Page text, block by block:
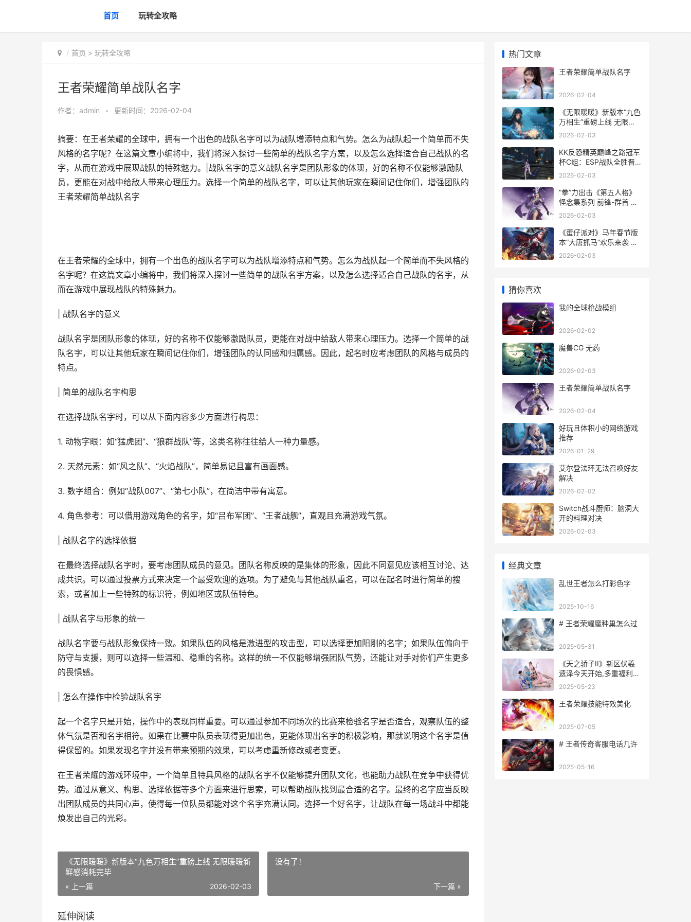
首页 玩转全攻略
首页 > 玩转全攻略
王者荣耀简单战队名字
作者： admin • 更新时间：2026-02-04
摘要：在王者荣耀的全球中，拥有一个出色的战队名字可以为战队增添特点和气势。怎么为战队起一个简单而不失
风格的名字呢？在这篇文章小编将中，我们将深入探讨一些简单的战队名字方案，以及怎么选择适合自己战队的名
字，从而在游戏中展现战队的特殊魅力。|战队名字的意义战队名字是团队形象的体现，好的名称不仅能够激励队
员，更能在对战中给敌人带来心理压力。选择一个简单的战队名字，可以让其他玩家在瞬间记住你们，增强团队的
王者荣耀简单战队名字
在王者荣耀的全球中，拥有一个出色的战队名字可以为战队增添特点和气势。怎么为战队起一个简单而不失风格的
名字呢？在这篇文章小编将中，我们将深入探讨一些简单的战队名字方案，以及怎么选择适合自己战队的名字，从
而在游戏中展现战队的特殊魅力。
| 战队名字的意义
战队名字是团队形象的体现，好的名称不仅能够激励队员，更能在对战中给敌人带来心理压力。选择一个简单的战
队名字，可以让其他玩家在瞬间记住你们，增强团队的认同感和归属感。因此，起名时应考虑团队的风格与成员的
特点。
| 简单的战队名字构思
在选择战队名字时，可以从下面内容多少方面进行构思：
1. 动物字眼：如“猛虎团”、“狼群战队”等，这类名称往往给人一种力量感。
2. 天然元素：如“风之队”、“火焰战队”，简单易记且富有画面感。
3. 数字组合：例如“战队007”、“第七小队”，在简洁中带有寓意。
4. 角色参考：可以借用游戏角色的名字，如“吕布军团”、“王者战舰”，直观且充满游戏气氛。
| 战队名字的选择依据
在最终选择战队名字时，要考虑团队成员的意见。团队名称反映的是集体的形象，因此不同意见应该相互讨论、达
成共识。可以通过投票方式来决定一个最受欢迎的选项。为了避免与其他战队重名，可以在起名时进行简单的搜
索，或者加上一些特殊的标识符，例如地区或队伍特色。
| 战队名字与形象的统一
战队名字要与战队形象保持一致。如果队伍的风格是激进型的攻击型，可以选择更加阳刚的名字；如果队伍偏向于
防守与支援，则可以选择一些温和、稳重的名称。这样的统一不仅能够增强团队气势，还能让对手对你们产生更多
的畏惧感。
| 怎么在操作中检验战队名字
起一个名字只是开始，操作中的表现同样重要。可以通过参加不同场次的比赛来检验名字是否适合，观察队伍的整
体气氛是否和名字相符。如果在比赛中队员表现得更加出色，更能体现出名字的积极影响，那就说明这个名字是值
得保留的。如果发现名字并没有带来预期的效果，可以考虑重新修改或者变更。
在王者荣耀的游戏环境中，一个简单且特具风格的战队名字不仅能够提升团队文化，也能助力战队在竞争中获得优
势。通过从意义、构思、选择依据等多个方面来进行思索，可以帮助战队找到最合适的名字。最终的名字应当反映
出团队成员的共同心声，使得每一位队员都能对这个名字充满认同。选择一个好名字，让战队在每一场战斗中都能
焕发出自己的光彩。
《无限暖暖》新版本“九色万相生”重磅上线 无限暖暖新
鲜感消耗完毕
« 上一篇 2026-02-03
没有了！
下一篇 »
延伸阅读
热门文章
王者荣耀简单战队名字
2026-02-04
《无限暖暖》新版本“九色
万相生”重磅上线 无限暖
暖新鲜感消耗完毕
2026-02-03
KK反恐精英巅峰之路冠军
杯C组：ESP战队全胜晋
级,传奇指挥官Alex解说
2026-02-03
“拳”力出击《第五人格》
怪念集系列 前锋-群首 已
上架商城 拳力联盟官网首
2026-02-03
《蛋仔派对》马年春节版
本“大唐抓马”欢乐来袭 蛋
仔派对马都有哪些
2026-02-03
猜你喜欢
我的全球枪战模组
2026-02-02
魔兽CG 无药
2026-02-03
王者荣耀简单战队名字
2026-02-04
好玩且体积小的网络游戏
推荐
2026-01-29
艾尔登法环无法召唤好友
解决
2026-02-02
Switch战斗厨师：脑洞大
开的料理对决
2026-02-03
经典文章
乱世王者怎么打彩色字
2025-10-16
# 王者荣耀魔种巢怎么过
2025-05-31
《天之骄子II》新区伏羲
遗泽今天开始,多重福利助
你畅游新服 天之骄子电视
2025-05-23
王者荣耀技能特效美化
2025-07-05
# 王者传奇客服电话几许
2025-05-16